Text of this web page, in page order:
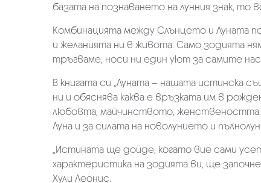
базата на познаването на лунния знак,
Комбинацията между Слънцето и Луната
и желанията ни в живота. Само зодията
тръгваме, носи ни един уют за самите
В книгата си „Луната – нашата истинска
ни и обяснява каква е връзката им в
любовта, майчинството, женствеността.
Луна и за силата на новолунието и
„Истината ще дойде, когато вие сами
характеристика на зодията ви, ще
Хули Леонис.